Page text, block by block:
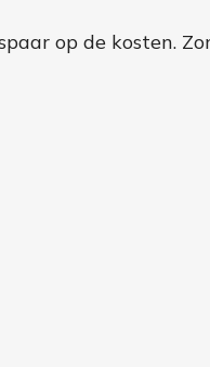
op de kosten.